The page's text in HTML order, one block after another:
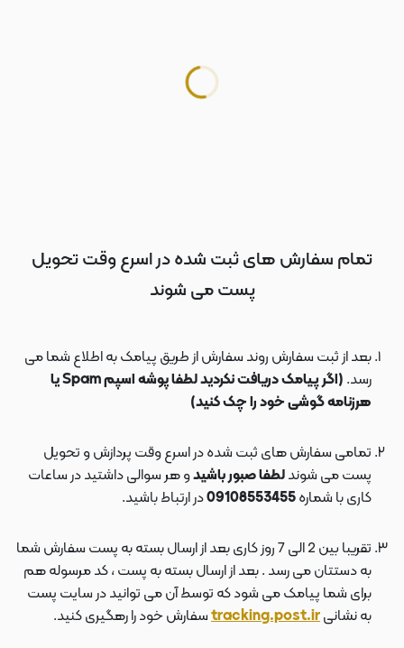
تمام سفارش های ثبت شده در اسرع وقت تحویل
پست می شوند
بعد از ثبت سفارش روند سفارش از طریق پیامک به اطلاع شما می
رسد.
(اگر پیامک دریافت نکردید لطفا پوشه اسپم Spam یا
هرزنامه گوشی خود را چک کنید)
تمامی سفارش های ثبت شده در اسرع وقت پردازش و تحویل
پست می شوندلطفا صبور باشیدو هر سوالی داشتید در ساعات
کاری با شماره
در ارتباط باشید.
تقریبا بین 2 الی 7 روز کاری بعد از ارسال بسته به پست سفارش شما
به دستتان می رسد . بعد از ارسال بسته به پست ، کد مرسوله هم
برای شما پیامک می شود که توسط آن می توانید در سایت پست
به نشانیtracking.post.irسفارش خود را رهگیری کنید.